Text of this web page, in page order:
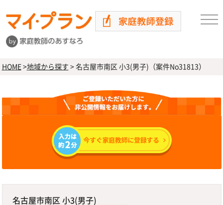
HOME>地域から探す >名古屋市南区 小3(男子)（案件No31813）
名古屋市南区 小3(男子)